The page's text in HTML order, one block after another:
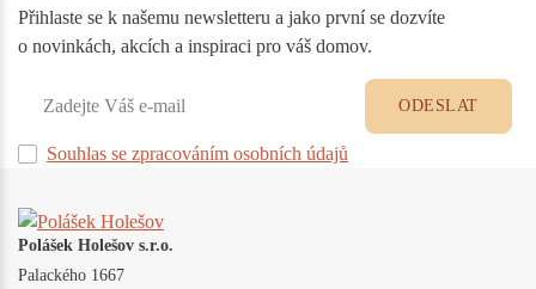
Přihlaste se k našemu newsletteru a jako první se dozvíte
o novinkách, akcích a inspiraci pro váš domov.
Souhlas se zpracováním osobních údajů
ODESLAT
Polášek Holešov s.r.o.
Palackého 1667